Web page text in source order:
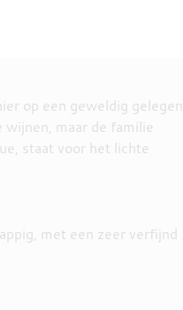
op een geweldig gelegen
maar de familie
staat voor het lichte
met een zeer verfijnd